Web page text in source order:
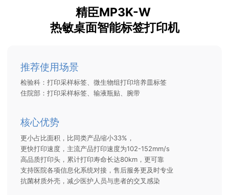
精臣MP3K-W
热敏桌面智能标签打印机
推荐使用场景
检验科：打印采样标签、微生物组打印培养皿标签
住院部：打印采样标签、输液瓶贴、腕带
核心优势
更小占比面积，比同类产品缩小33%，
更快打印速度，主流产品打印速度为102-152mm/s
高品质打印头，累计打印寿命长达80km，更可靠
支持医院各项信息化系统对接，售后服务更及时专业
抗菌材质外壳，减少医护人员与患者的交叉感染